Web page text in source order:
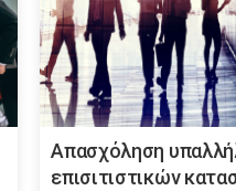
Απασχόληση
επισιτιστικών